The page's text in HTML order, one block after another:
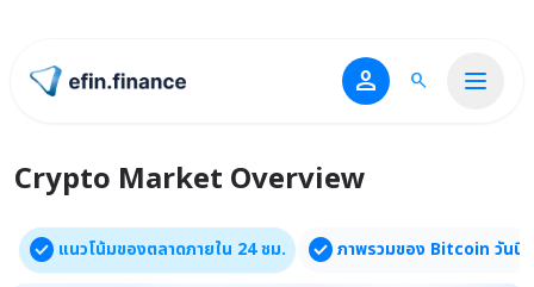
ไปหน้าแรก person search
หน้าหลักคริปโต
Crypto Market Overview
check_circle แนวโน้มของตลาดภายใน 24 ชม. check_circleภาพรวมของ Bitcoin วันนี้
xxxxxxxxxxxxxxxxxxxxxxx xxxxxxxxxxxxxxxxxxx